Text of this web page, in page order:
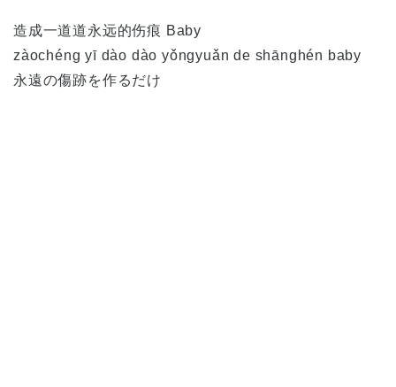
造成一道道永远的伤痕 Baby
zàochéng yī dào dào yǒngyuǎn de shānghén baby
永遠の傷跡を作るだけ